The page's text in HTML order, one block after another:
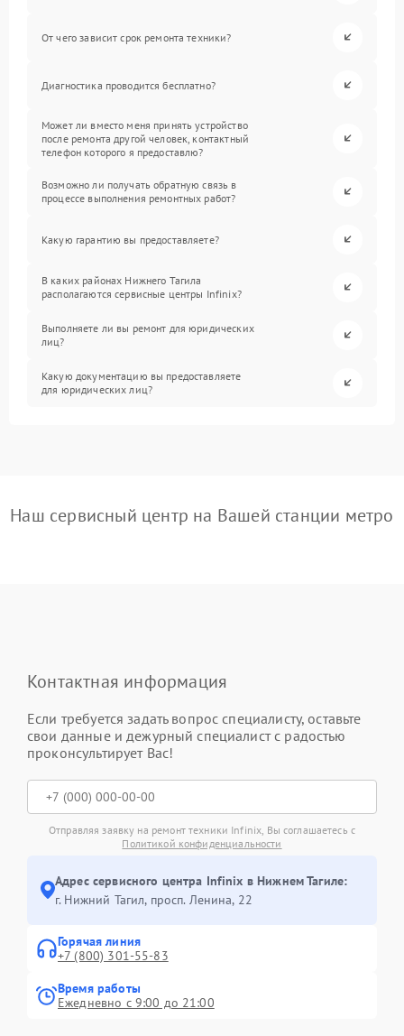
От чего зависит срок ремонта техники?
Диагностика проводится бесплатно?
Может ли вместо меня принять устройство
после ремонта другой человек, контактный
телефон которого я предоставлю?
Возможно ли получать обратную связь в
процессе выполнения ремонтных работ?
Какую гарантию вы предоставляете?
В каких районах Нижнего Тагила
располагаются сервисные центры Infinix?
Выполняете ли вы ремонт для юридических
лиц?
Какую документацию вы предоставляете
для юридических лиц?
Наш сервисный центр на Вашей станции метро
Контактная информация
Если требуется задать вопрос специалисту, оставьте
свои данные и дежурный специалист с радостью
проконсультирует Вас!
Отправляя заявку на ремонт техники Infinix, Вы соглашаетесь с
Политикой конфиденциальности
Адрес сервисного центра Infinix в Нижнем Тагиле:
г. Нижний Тагил, просп. Ленина, 22
Горячая линия
+7 (800) 301-55-83
Время работы
Ежедневно с 9:00 до 21:00